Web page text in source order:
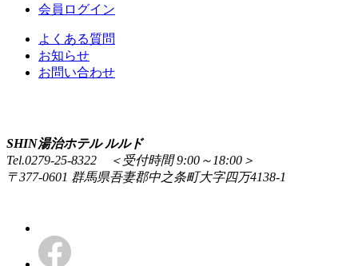
会員ログイン
よくある質問
お知らせ
お問い合わせ
SHIN湯治ホテル ルルド
Tel.0279-25-8322 ＜受付時間 9:00～18:00＞
〒377-0601 群馬県吾妻郡中之条町大字四万4138-1